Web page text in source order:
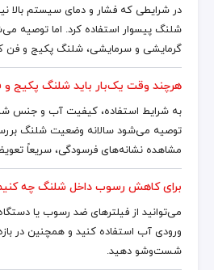
در شرایطی که فشار و دمای سیستم بالا
شلنگ پیسوار استفاده کرد. اما توصیه
گرمایشی و سرمایشی، شلنگ پکیج و فن
هرچند وقت یک‌بار باید شلنگ پکیج
به شرایط استفاده، کیفیت آب و جنس
توصیه می‌شود سالانه وضعیت شلنگ
مشاهده نشانه‌های فرسودگی، سریعاً
برای کاهش رسوب داخل شلنگ چه
می‌توانید از فیلترهای ضد رسوب یا
ورودی آب استفاده کنید و همچنین در
شست‌وشو دهید.